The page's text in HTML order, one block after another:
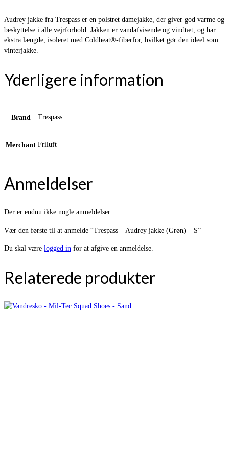
Audrey jakke fra Trespass er en polstret damejakke, der giver god varme og
beskyttelse i alle vejrforhold. Jakken er vandafvisende og vindtæt, og har
ekstra længde, isoleret med Coldheat®-fiberfor, hvilket gør den ideel som
vinterjakke.
Yderligere information
Brand Trespass
Merchant Friluft
Anmeldelser
Der er endnu ikke nogle anmeldelser.
Vær den første til at anmelde “Trespass – Audrey jakke (Grøn) – S”
Du skal være logged in for at afgive en anmeldelse.
Relaterede produkter